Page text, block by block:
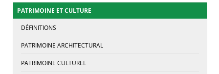
PATRIMOINE ET CULTURE
DÉFINITIONS
PATRIMOINE ARCHITECTURAL
PATRIMOINE CULTUREL